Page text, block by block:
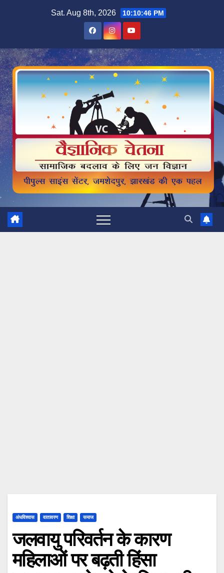
Sat. Aug 8th, 2026 10:10:48 PM
अंधविश्वास वातावरण शिक्षा समाज
जलवायु परिवर्तन के कारण
महिलाओं पर बढ़ती हिंसा